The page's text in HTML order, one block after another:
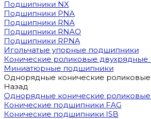
Подшипники NX
Подшипники PNA
Подшипники RNA
Подшипники RNAO
Подшипники RPNA
Игольчатые упорные подшипники
Конические роликовые
Миниатюрные подшипники
Однорядные конические
Назад
Однорядные конические
Конические подшипники FAG
Конические подшипники ISB